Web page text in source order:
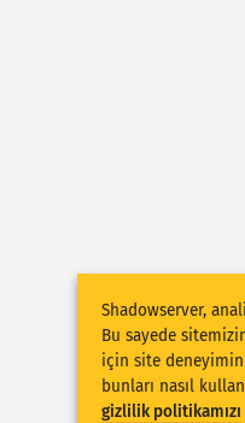
Shadowserver,
Bu sayede
için site
bunları nasıl
gizlilik politikamızı